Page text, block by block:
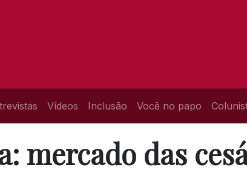
Vídeos Inclusão Você no papo
mercado das